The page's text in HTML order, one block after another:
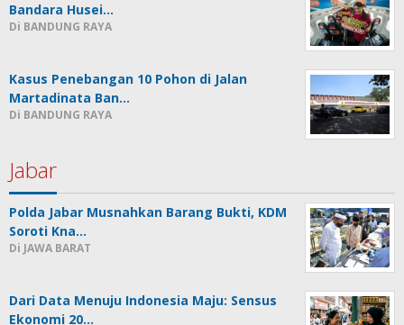
Bandara Husei…
Di BANDUNG RAYA
Kasus Penebangan 10 Pohon di Jalan
Martadinata Ban…
Di BANDUNG RAYA
Jabar
Polda Jabar Musnahkan Barang Bukti, KDM
Soroti Kna…
Di JAWA BARAT
Dari Data Menuju Indonesia Maju: Sensus
Ekonomi 20…